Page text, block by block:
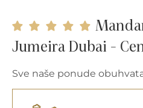
Jumeira Dubai -
Sve naše ponude